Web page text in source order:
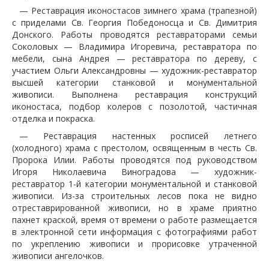
— Реставрация иконостасов зимнего храма (трапезной)
с приделами Св. Георгия Победоносца и Св. Димитрия
Донского. Работы проводятся реставраторами семьи
Соколовых — Владимира Игоревича, реставратора по
мебели, сына Андрея — реставратора по дереву, с
участием Ольги Александровны — художник-реставратор
высшей категории станковой и монументальной
живописи. Выполнена реставрация конструкций
иконостаса, подбор колеров с позолотой, частичная
отделка и покраска.
— Реставрация настенных росписей летнего
(холодного) храма с престолом, освященным в честь Св.
Пророка Илии. Работы проводятся под руководством
Игоря Николаевича Виноградова — художник-
реставратор 1-й категории монументальной и станковой
живописи. Из-за строительных лесов пока не видно
отреставрированной живописи, но в храме приятно
пахнет краской, время от времени о работе размещается
в электронной сети информация с фотографиями работ
по укреплению живописи и прорисовке утраченной
живописи ангелочков.